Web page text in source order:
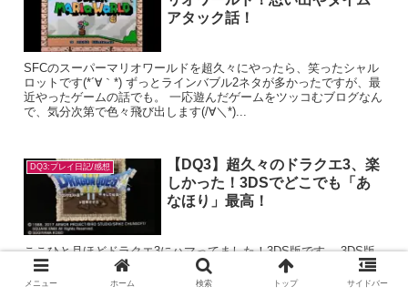
アタック話！
SFCのスーパーマリオワールドを超久々にやったら、笑ったシャル
ロットです(*´∀｀*) ずっとラインバブル2ネタが多かったですが、最
近やったゲームの話でも。 一応遊んだゲームをツッコむブログなん
で、気分次第で色々飛び出します(/∀＼*)...
DQ3:プレイ日記/感想
【DQ3】超久々のドラクエ3、楽
しかった！3DSでどこでも「あ
なほり」最高！
ここひと月ほどドラクエ3にハマってました！3DS版です。 3DS版
はどこでもあなほりが出来て最高！シャルロットです(≧∀≦) 最後ま
でやりたくて、ドラクエ3記事はひと段落してから書こうと後回し
メニュー ホーム 検索 トップ サイドバー